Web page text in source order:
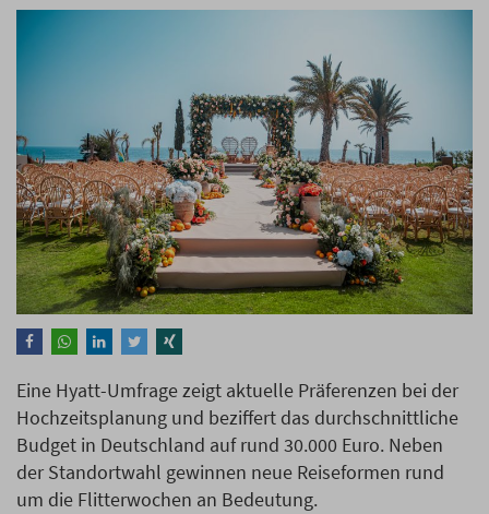
Eine Hyatt-Umfrage zeigt aktuelle Präferenzen bei der
Hochzeitsplanung und beziffert das durchschnittliche
Budget in Deutschland auf rund 30.000 Euro. Neben
der Standortwahl gewinnen neue Reiseformen rund
um die Flitterwochen an Bedeutung.